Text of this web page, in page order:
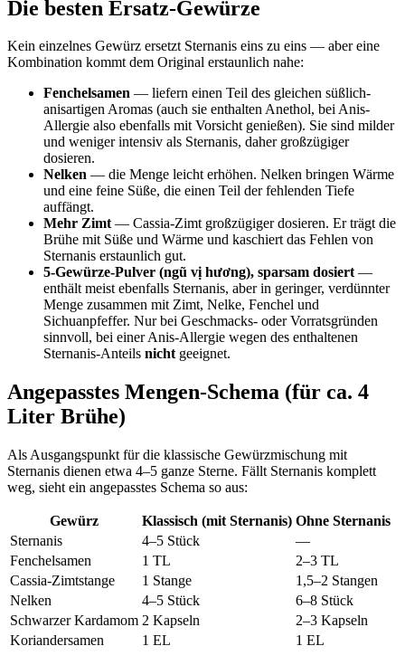
Die besten Ersatz-Gewürze
Kein einzelnes Gewürz ersetzt Sternanis eins zu eins — aber eine
Kombination kommt dem Original erstaunlich nahe:
Fenchelsamen — liefern einen Teil des gleichen süßlich-
anisartigen Aromas (auch sie enthalten Anethol, bei Anis-
Allergie also ebenfalls mit Vorsicht genießen). Sie sind milder
und weniger intensiv als Sternanis, daher großzügiger
dosieren.
Nelken — die Menge leicht erhöhen. Nelken bringen Wärme
und eine feine Süße, die einen Teil der fehlenden Tiefe
auffängt.
Mehr Zimt— Cassia-Zimt großzügiger dosieren. Er trägt die
Brühe mit Süße und Wärme und kaschiert das Fehlen von
Sternanis erstaunlich gut.
5-Gewürze-Pulver (ngũ vị hương), sparsam dosiert—
enthält meist ebenfalls Sternanis, aber in geringer, verdünnter
Menge zusammen mit Zimt, Nelke, Fenchel und
Sichuanpfeffer. Nur bei Geschmacks- oder Vorratsgründen
sinnvoll, bei einer Anis-Allergie wegen des enthaltenen
Sternanis-Anteils nichtgeeignet.
Angepasstes Mengen-Schema (für ca. 4
Liter Brühe)
Als Ausgangspunkt für die klassische Gewürzmischung mit
Sternanis dienen etwa 4–5 ganze Sterne. Fällt Sternanis komplett
weg, sieht ein angepasstes Schema so aus:
Gewürz Klassisch (mit Sternanis) Ohne Sternanis
Sternanis
4–5 Stück
—
Fenchelsamen
1 TL
2–3 TL
Cassia-Zimtstange
1 Stange
1,5–2 Stangen
Nelken
4–5 Stück
6–8 Stück
Schwarzer Kardamom 2 Kapseln
2–3 Kapseln
Koriandersamen
1 EL 1 EL